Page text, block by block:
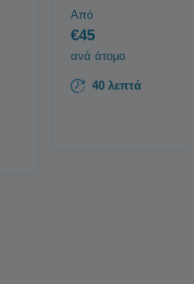
Από
€45
ανά άτομο
40 λεπτά